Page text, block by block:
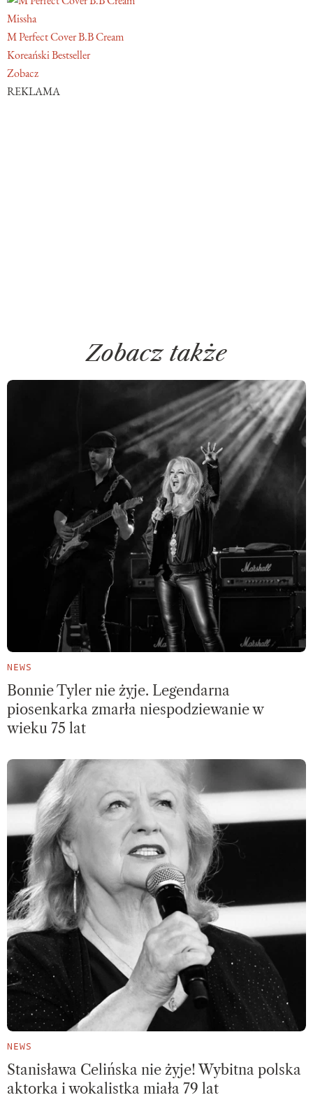
Missha
M Perfect Cover B.B Cream
Koreański Bestseller
Zobacz
REKLAMA
Zobacz także
NEWS
Bonnie Tyler nie żyje. Legendarna
piosenkarka zmarła niespodziewanie w
wieku 75 lat
NEWS
Stanisława Celińska nie żyje! Wybitna polska
aktorka i wokalistka miała 79 lat